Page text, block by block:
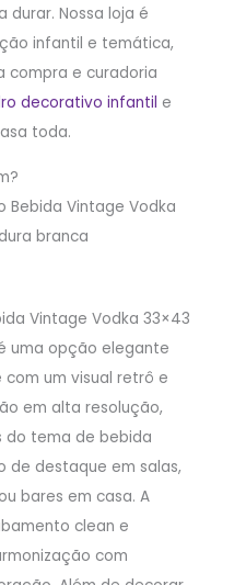
durar. Nossa loja é
infantil e temática,
compra e curadoria
decorativo infantil e
toda.
Bebida Vintage Vodka
branca
Vintage Vodka 33×43
uma opção elegante
um visual retrô e
em alta resolução,
do tema de bebida
de destaque em salas,
bares em casa. A
clean e
com